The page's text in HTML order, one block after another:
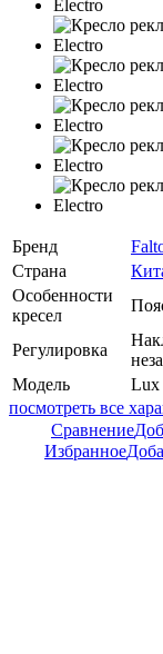
Бренд
Страна
Особенности
кресел
Регулировка
Модель
Lux
посмотреть все
Сравнение
Избранное